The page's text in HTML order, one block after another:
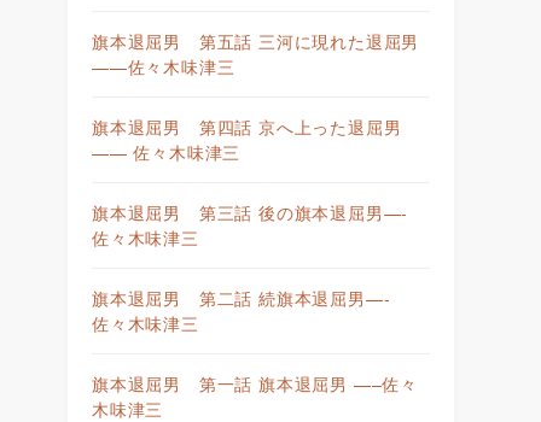
旗本退屈男 第五話 三河に現れた退屈男
——佐々木味津三
旗本退屈男 第四話 京へ上った退屈男
—— 佐々木味津三
旗本退屈男 第三話 後の旗本退屈男—-
佐々木味津三
旗本退屈男 第二話 続旗本退屈男—-
佐々木味津三
旗本退屈男 第一話 旗本退屈男 —–佐々
木味津三